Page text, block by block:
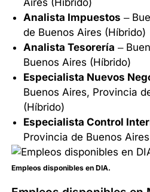
Aires (Híbrido)
Analista Impuestos –
de Buenos Aires (Híbrido)
Analista Tesorería –
Buenos Aires (Híbrido)
Especialista Nuevos
Buenos Aires, Provincia
(Híbrido)
Especialista Control
Provincia de Buenos
Empleos disponibles en DIA.